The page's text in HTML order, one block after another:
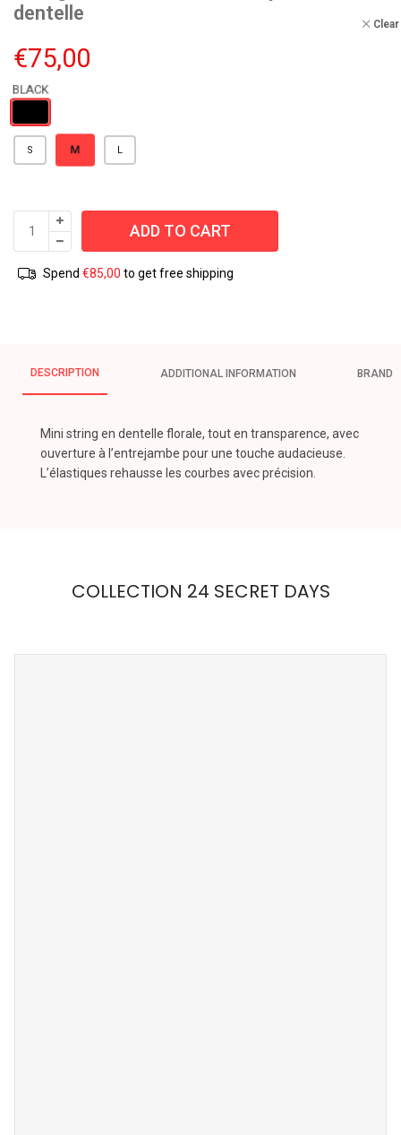
dentelle
€75,00
S M L
Clear
ADD TO CART
Spend €85,00 to get free shipping
DESCRIPTION ADDITIONAL INFORMATION BRAND
Mini string en dentelle florale, tout en transparence, avec
ouverture à l’entrejambe pour une touche audacieuse.
L’élastiques rehausse les courbes avec précision.
COLLECTION 24 SECRET DAYS